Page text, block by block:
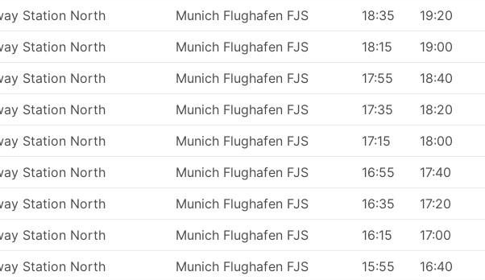
pieniądze i wykupić miejsce w autobusie VIP,
niż podróżowanie standardowym autobusem.
prawie cały kraj, a ich trasy są dobrze ugruntowane.
wyprzedzeniem. Odprawa, nawet na trasach
Limity bagażu są zazwyczaj bardzo przyjazne dla
jeśli ustalono limity, zwykle nie jest bardzo wysoka.
z biletami lotniczymi lub szybkimi pociągami.
komfortu, ale są akceptowalne i doprowadzą Cię do celu.
Station North Munich Flughafen FJS 18:35 19:20
Station North Munich Flughafen FJS 18:15 19:00
Station North Munich Flughafen FJS 17:55 18:40
Station North Munich Flughafen FJS 17:35 18:20
Station North Munich Flughafen FJS 17:15 18:00
Station North Munich Flughafen FJS 16:55 17:40
Station North Munich Flughafen FJS 16:35 17:20
Station North Munich Flughafen FJS 16:15 17:00
Station North Munich Flughafen FJS 15:55 16:40